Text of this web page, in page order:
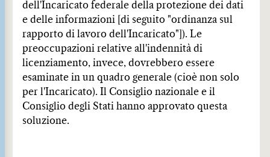
dell'Incaricato federale della protezione dei dati
e delle informazioni [di seguito "ordinanza sul
rapporto di lavoro dell'Incaricato"]). Le
preoccupazioni relative all'indennità di
licenziamento, invece, dovrebbero essere
esaminate in un quadro generale (cioè non solo
per l'Incaricato). Il Consiglio nazionale e il
Consiglio degli Stati hanno approvato questa
soluzione.